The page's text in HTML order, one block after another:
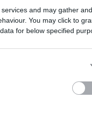
and may gather
You may click to
for below specified